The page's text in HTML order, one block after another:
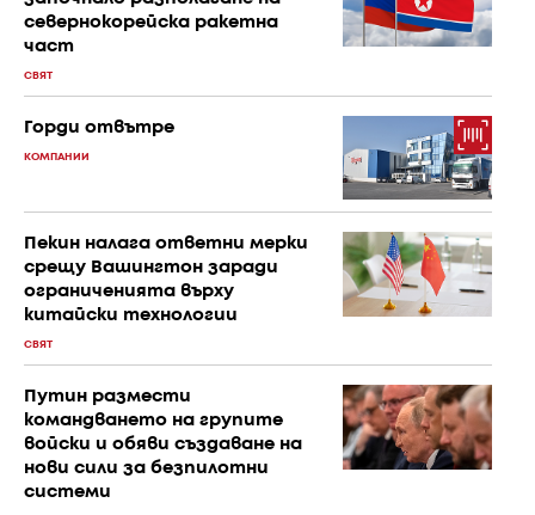
севернокорейска ракетна
част
СВЯТ
Горди отвътре
КОМПАНИИ
Пекин налага ответни мерки
срещу Вашингтон заради
ограниченията върху
китайски технологии
СВЯТ
Путин размести
командването на групите
войски и обяви създаване на
нови сили за безпилотни
системи